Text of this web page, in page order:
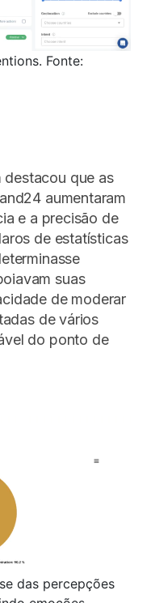
Fonte:
destacou que as
aumentaram
e a precisão de
de estatísticas
suas
de moderar
de vários
do ponto de
das percepções